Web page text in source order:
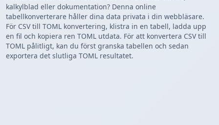
kalkylblad eller dokumentation? Denna online
tabellkonverterare håller dina data privata i din webbläsare.
För CSV till TOML konvertering, klistra in en tabell, ladda upp
en fil och kopiera ren TOML utdata. För att konvertera CSV till
TOML pålitligt, kan du först granska tabellen och sedan
exportera det slutliga TOML resultatet.